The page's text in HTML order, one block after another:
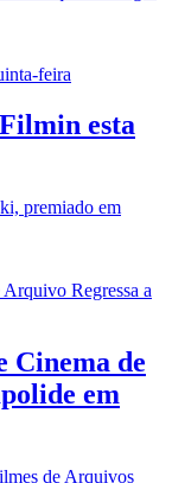
esta
premiado em
Cinema de
em
de Arquivos